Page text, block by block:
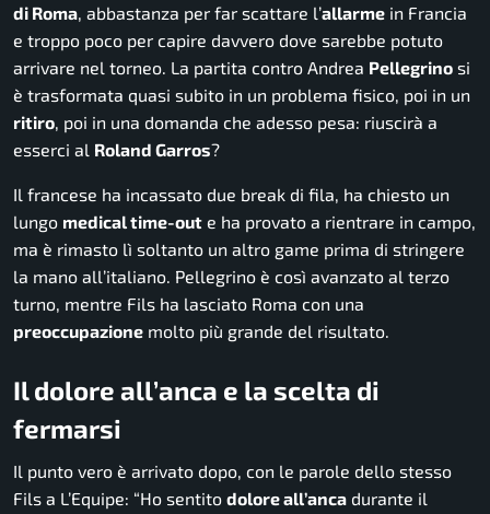
di Roma, abbastanza per far scattare l’allarme in Francia
e troppo poco per capire davvero dove sarebbe potuto
arrivare nel torneo. La partita contro Andrea Pellegrino si
è trasformata quasi subito in un problema fisico, poi in un
ritiro, poi in una domanda che adesso pesa: riuscirà a
esserci al Roland Garros?
Il francese ha incassato due break di fila, ha chiesto un
lungo medical time-out e ha provato a rientrare in campo,
ma è rimasto lì soltanto un altro game prima di stringere
la mano all’italiano. Pellegrino è così avanzato al terzo
turno, mentre Fils ha lasciato Roma con una
preoccupazione molto più grande del risultato.
Il dolore all’anca e la scelta di
fermarsi
Il punto vero è arrivato dopo, con le parole dello stesso
Fils a L’Equipe: “Ho sentito dolore all’anca durante il